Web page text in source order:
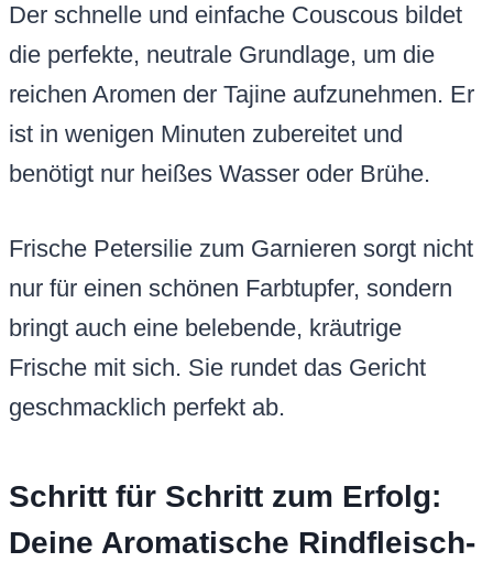
Der schnelle und einfache Couscous bildet
die perfekte, neutrale Grundlage, um die
reichen Aromen der Tajine aufzunehmen. Er
ist in wenigen Minuten zubereitet und
benötigt nur heißes Wasser oder Brühe.
Frische Petersilie zum Garnieren sorgt nicht
nur für einen schönen Farbtupfer, sondern
bringt auch eine belebende, kräutrige
Frische mit sich. Sie rundet das Gericht
geschmacklich perfekt ab.
Schritt für Schritt zum Erfolg:
Deine Aromatische Rindfleisch-